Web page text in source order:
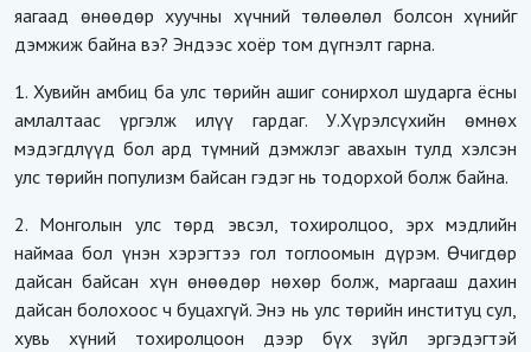
яагаад өнөөдөр хуучны хүчний төлөөлөл болсон хүнийг
дэмжиж байна вэ? Эндээс хоёр том дүгнэлт гарна.
1. Хувийн амбиц ба улс төрийн ашиг сонирхол шударга ёсны
амлалтаас үргэлж илүү гардаг. У.Хүрэлсүхийн өмнөх
мэдэгдлүүд бол ард түмний дэмжлэг авахын тулд хэлсэн
улс төрийн популизм байсан гэдэг нь тодорхой болж байна.
2. Монголын улс төрд эвсэл, тохиролцоо, эрх мэдлийн
наймаа бол үнэн хэрэгтээ гол тоглоомын дүрэм. Өчигдөр
дайсан байсан хүн өнөөдөр нөхөр болж, маргааш дахин
дайсан болохоос ч буцахгүй. Энэ нь улс төрийн институц сул,
хувь хүний тохиролцоон дээр бүх зүйл эргэдэгтэй